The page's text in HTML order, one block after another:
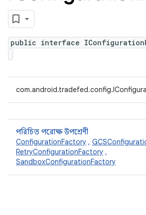
public interface
পরিচিত পরোক্ষ উপশ্রেণী
ConfigurationFactory ,
RetryConfigurationFactory ,
SandboxConfigurationFactory